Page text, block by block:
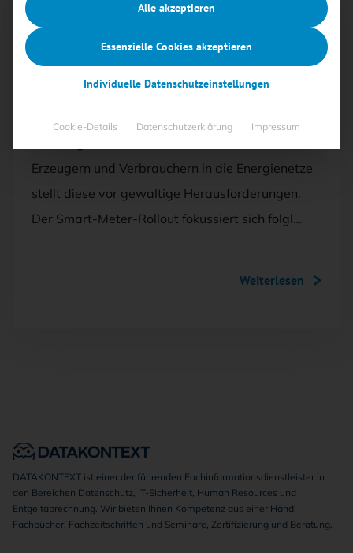
Erzeugern und Verbrauchern in die Energienetze
stellt diese vor gewaltige Herausforderungen.
Der Smart-Meter-Rollout fokussiert sich folgl…
Weiterlesen
DATAKONTEXT ist einer der führenden Fachinformationsdienstleister in
den Bereichen Datenschutz, IT-Sicherheit, Human Resources und
Entgeltabrechnung. Wir bieten Ihnen Kompetenz aus einer Hand:
Fachbücher, Fachzeitschriften und Seminare, Zertifizierung und Beratung.
Alle akzeptieren
Essenzielle Cookies akzeptieren
Individuelle Datenschutzeinstellungen
Cookie-Details Datenschutzerklärung Impressum